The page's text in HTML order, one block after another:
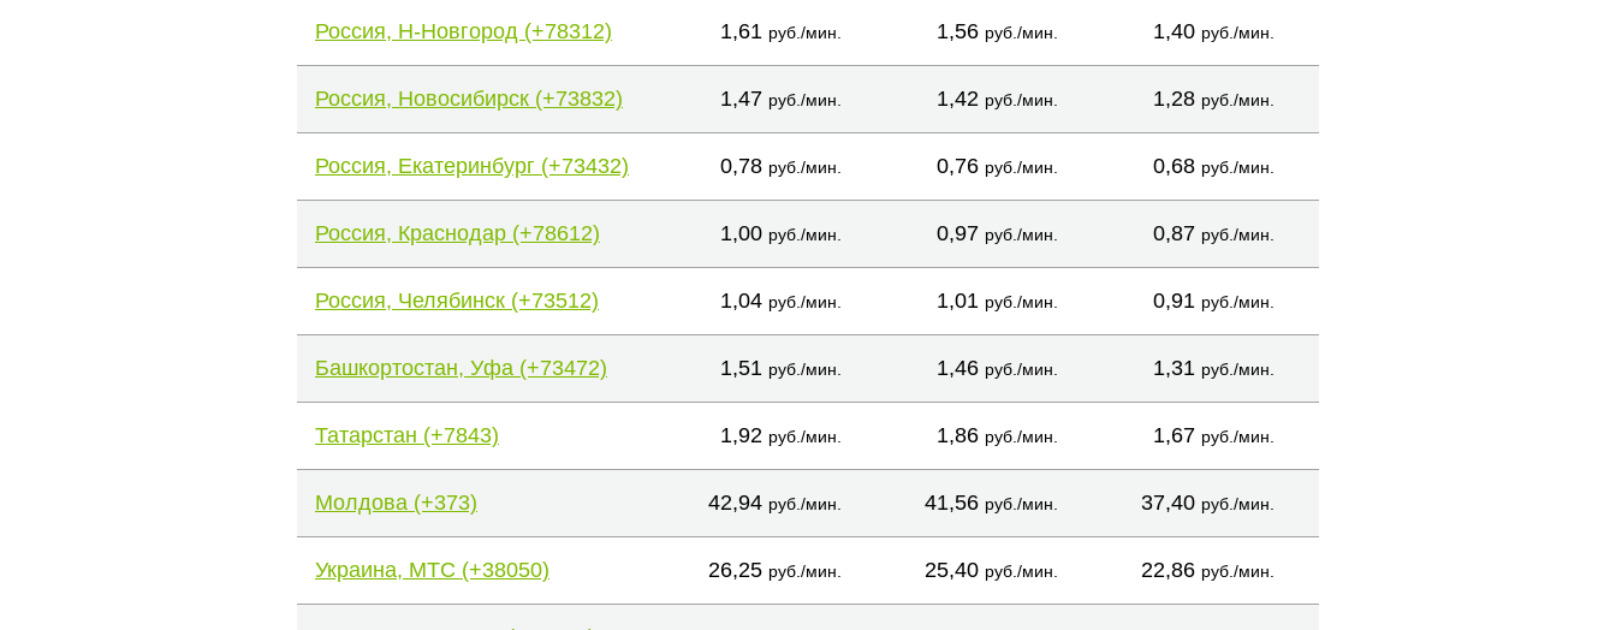
Россия, Н-Новгород (+78312) 1,61 руб./мин. 1,56 руб./мин. 1,40 руб./мин.
Россия, Новосибирск (+73832) 1,47 руб./мин. 1,42 руб./мин. 1,28 руб./мин.
Россия, Екатеринбург (+73432) 0,78 руб./мин. 0,76 руб./мин. 0,68 руб./мин.
Россия, Краснодар (+78612) 1,00 руб./мин. 0,97 руб./мин. 0,87 руб./мин.
Россия, Челябинск (+73512) 1,04 руб./мин. 1,01 руб./мин. 0,91 руб./мин.
Башкортостан, Уфа (+73472) 1,51 руб./мин. 1,46 руб./мин. 1,31 руб./мин.
Татарстан (+7843) 1,92 руб./мин. 1,86 руб./мин. 1,67 руб./мин.
Молдова (+373) 42,94 руб./мин. 41,56 руб./мин. 37,40 руб./мин.
Украина, МТС (+38050) 26,25 руб./мин. 25,40 руб./мин. 22,86 руб./мин.